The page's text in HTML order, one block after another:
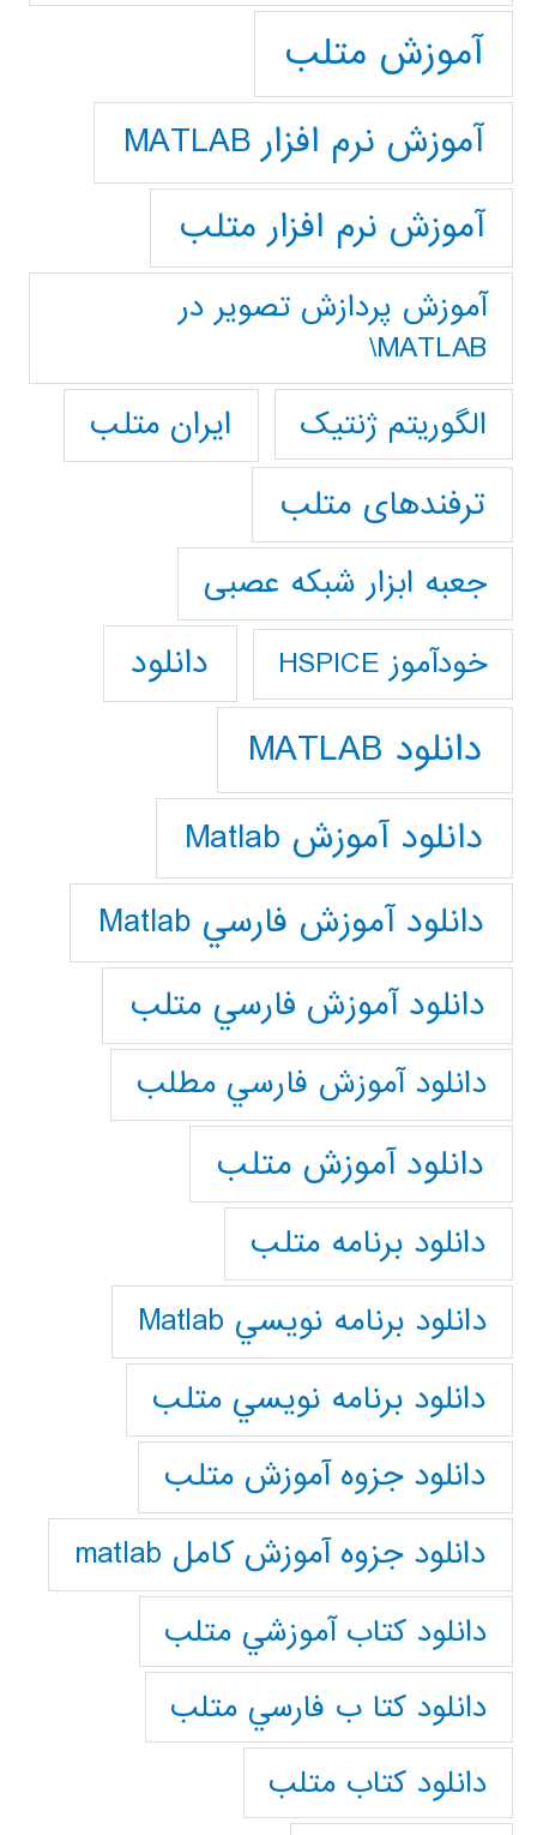
آموزش متلب
آموزش نرم افزار MATLAB
آموزش نرم افزار متلب
آموزش پردازش تصوير در
MATLAB\
الگوریتم ژنتیک
ایران متلب
ترفندهای متلب
جعبه ابزار شبکه عصبی
خودآموز HSPICE دانلود
دانلود MATLAB
دانلود آموزش Matlab
دانلود آموزش فارسي Matlab
دانلود آموزش فارسي متلب
دانلود آموزش فارسي مطلب
دانلود آموزش متلب
دانلود برنامه متلب
دانلود برنامه نويسي Matlab
دانلود برنامه نويسي متلب
دانلود جزوه آموزش متلب
دانلود جزوه آموزش کامل matlab
دانلود كتاب آموزشي متلب
دانلود كتا ب فارسي متلب
دانلود كتاب متلب